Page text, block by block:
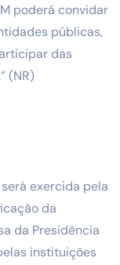
poderá convidar
públicas,
das
(NR)
exercida pela
da
da Presidência
instituições